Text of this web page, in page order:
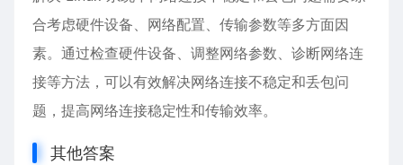
合考虑硬件设备、网络配置、传输参数等多方面因
素。通过检查硬件设备、调整网络参数、诊断网络连
接等方法，可以有效解决网络连接不稳定和丢包问
题，提高网络连接稳定性和传输效率。
其他答案